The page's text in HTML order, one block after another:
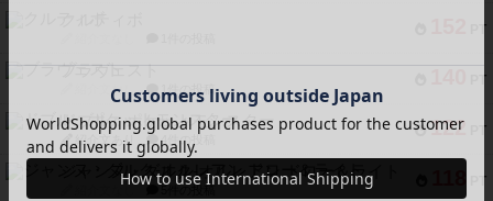
PT
PT
ブラヴェスト
紹介文なし 1件の投稿
122 PT
ドブル：ポケットモンスター
紹介文あり 4件の投稿
PT
ジャンヌ・ダルク-オルレアン ドロー＆ライト